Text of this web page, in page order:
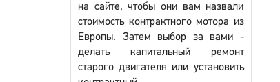
на сайте, чтобы они вам назвали
стоимость контрактного мотора из
Европы. Затем выбор за вами -
делать капитальный ремонт
старого двигателя или установить